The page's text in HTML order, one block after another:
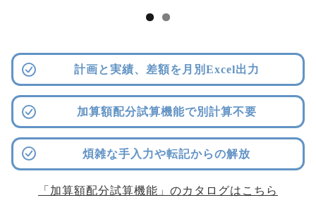
計画と実績、差額を月別Excel出力
加算額配分試算機能で別計算不要
煩雑な手入力や転記からの解放
「加算額配分試算機能」のカタログはこちら